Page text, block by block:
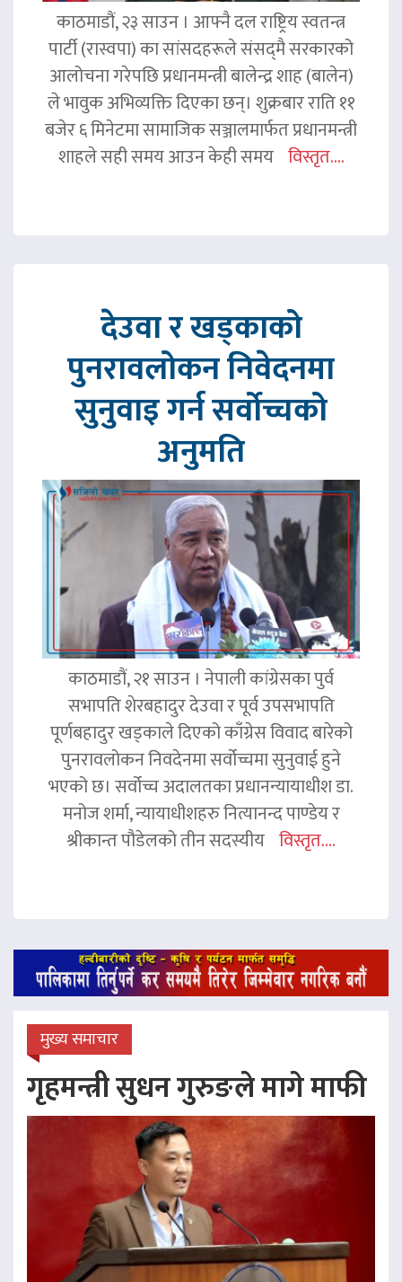
काठमाडौं, २३ साउन । आफ्नै दल राष्ट्रिय स्वतन्त्र
पार्टी (रास्वपा) का सांसदहरूले संसद्‌मै सरकारको
आलोचना गरेपछि प्रधानमन्त्री बालेन्द्र शाह (बालेन)
ले भावुक अभिव्यक्ति दिएका छन्। शुक्रबार राति ११
बजेर ६ मिनेटमा सामाजिक सञ्जालमार्फत प्रधानमन्त्री
शाहले सही समय आउन केही समय विस्तृत....
देउवा र खड्काको
पुनरावलोकन निवेदनमा
सुनुवाइ गर्न सर्वोच्चको
अनुमति
काठमाडौं, २१ साउन । नेपाली कांग्रेसका पुर्व
सभापति शेरबहादुर देउवा र पूर्व उपसभापति
पूर्णबहादुर खड्काले दिएको काँग्रेस विवाद बारेको
पुनरावलोकन निवदेनमा सर्वोच्चमा सुनुवाई हुने
भएको छ। सर्वोच्च अदालतका प्रधानन्यायाधीश डा.
मनोज शर्मा, न्यायाधीशहरु नित्यानन्द पाण्डेय र
श्रीकान्त पौडेलको तीन सदस्यीय विस्तृत....
मुख्य समाचार
गृहमन्त्री सुधन गुरुङले मागे माफी